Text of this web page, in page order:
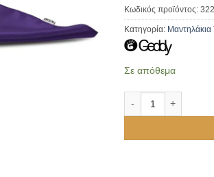
Κωδικός προϊόντος:
Κατηγορία: Μαντηλάκια
Σε απόθεμα